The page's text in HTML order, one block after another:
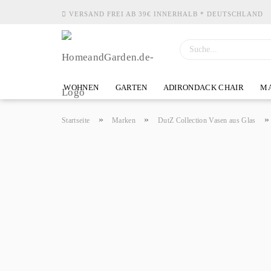
VERSAND FREI AB 39€ INNERHALB * DEUTSCHLAND
WOHNEN GARTEN ADIRONDACK CHAIR
Startseite » Marken » DutZ Collection Vasen aus Glas